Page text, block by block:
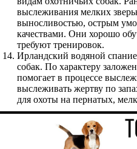
выслеживания мелких
выносливостью, острым
качествами. Они хорошо
требуют тренировок.
Ирландский водяной
собак. По характеру
помогает в процессе
выслеживать жертву по
для охоты на пернатых,